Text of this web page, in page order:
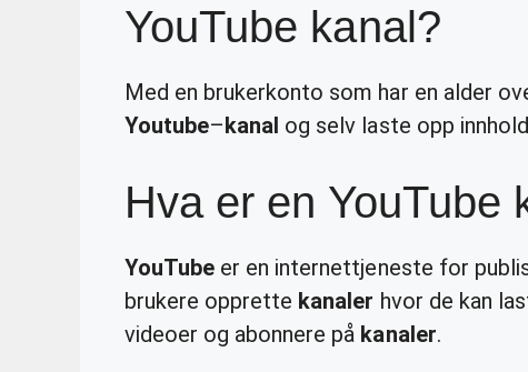
YouTube kanal?
Med en brukerkonto som har en alder
Youtube–kanal og selv laste opp
Hva er en YouTube
YouTube er en internettjeneste for
brukere opprette kanaler hvor de kan
videoer og abonnere på kanaler.